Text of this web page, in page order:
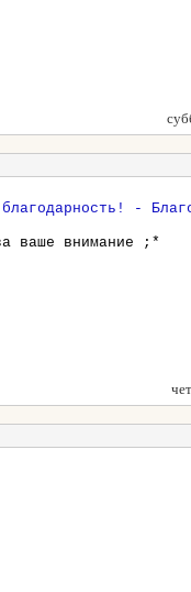
ваше внимание ;*